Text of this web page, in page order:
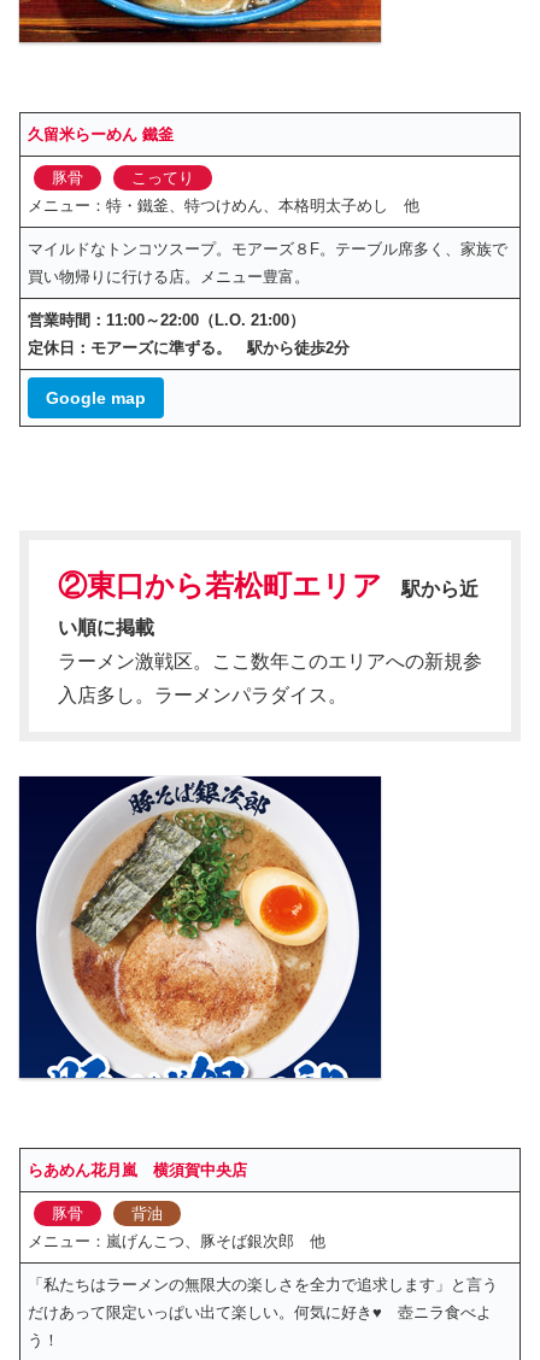
久留米らーめん 鐵釜
豚骨
こってり
メニュー：特・鐵釜、特つけめん、本格明太子めし 他
マイルドなトンコツスープ。モアーズ８F。テーブル席多く、家族で
買い物帰りに行ける店。メニュー豊富。
営業時間：11:00～22:00（L.O. 21:00）
定休日：モアーズに準ずる。 駅から徒歩2分
Google map
②東口から若松町エリア 駅から近
い順に掲載
ラーメン激戦区。ここ数年このエリアへの新規参
入店多し。ラーメンパラダイス。
らあめん花月嵐 横須賀中央店
豚骨
背油
メニュー：嵐げんこつ、豚そば銀次郎 他
「私たちはラーメンの無限大の楽しさを全力で追求します」と言う
だけあって限定いっぱい出て楽しい。何気に好き♥ 壺ニラ食べよ
う！